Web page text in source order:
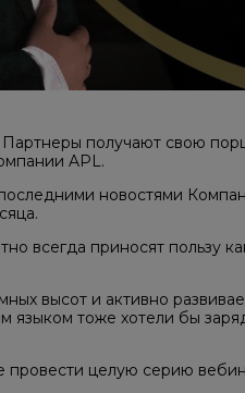
получают свою
APL.
новостями
всегда приносят пользу
высот и активно
языком тоже хотели бы
целую серию